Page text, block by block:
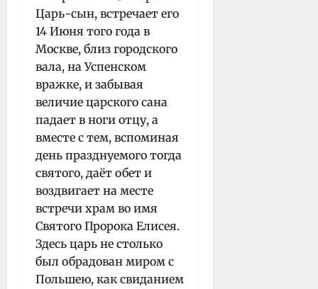
Царь-сын, встречает его
14 Июня того года в
Москве, близ городского
вала, на Успенском
вражке, и забывая
величие царского сана
падает в ноги отцу, а
вместе с тем, вспоминая
день празднуемого тогда
святого, даёт обет и
воздвигает на месте
встречи храм во имя
Святого Пророка Елисея.
Здесь царь не столько
был обрадован миром с
Польшею, как свиданием